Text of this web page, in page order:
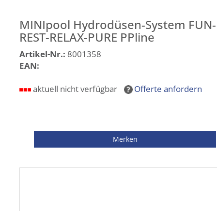
MINIpool Hydrodüsen-System FUN-
REST-RELAX-PURE PPline
Artikel-Nr.: 8001358
EAN:
aktuell nicht verfügbar Offerte anfordern